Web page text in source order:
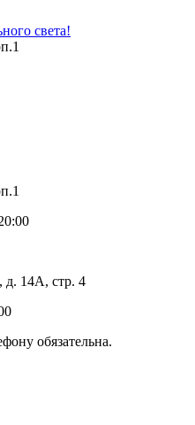
света!
д. 14А, стр. 4
обязательна.